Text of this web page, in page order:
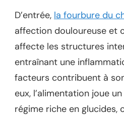
D’entrée, la fourbure du
affection douloureuse et
affecte les structures
entraînant une
facteurs contribuent à
eux, l’alimentation joue
régime riche en glucides,